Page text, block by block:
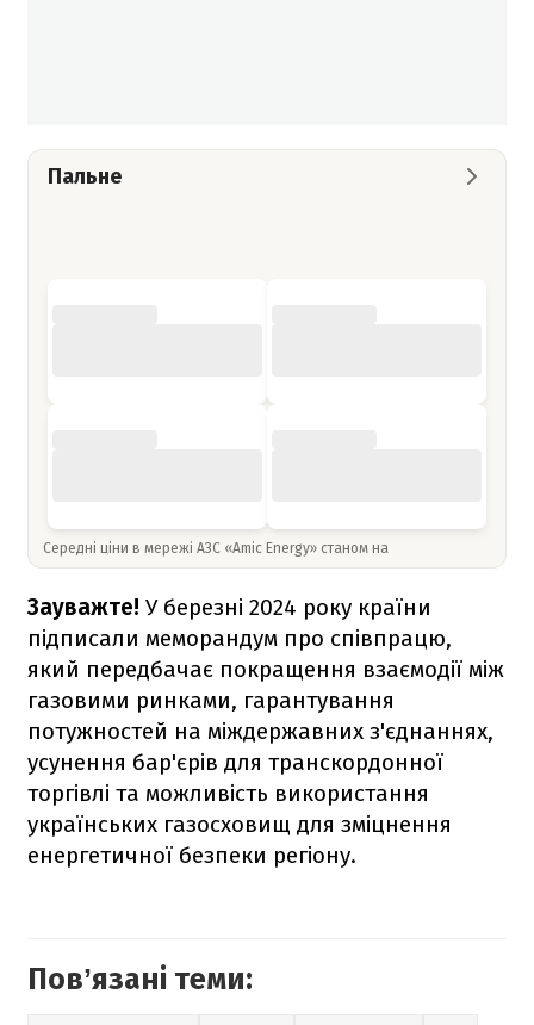
Пальне
Середні ціни в мережі АЗС «Amic Energy» станом на
Зауважте! У березні 2024 року країни
підписали меморандум про співпрацю,
який передбачає покращення взаємодії між
газовими ринками, гарантування
потужностей на міждержавних з'єднаннях,
усунення бар'єрів для транскордонної
торгівлі та можливість використання
українських газосховищ для зміцнення
енергетичної безпеки регіону.
Повʼязані теми: